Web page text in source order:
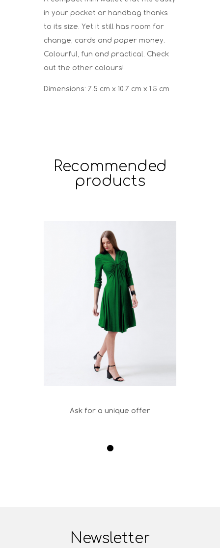
in your pocket or handbag thanks
to its size. Yet it still has room for
change, cards and paper money.
Colourful, fun and practical. Check
out the other colours!
Dimensions: 7.5 cm x 10.7 cm x 1.5 cm
Recommended
products
Ask for a unique offer
Newsletter